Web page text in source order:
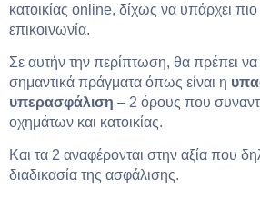
κατοικίας online, δίχως να υπάρχει
επικοινωνία.
Σε αυτήν την περίπτωση, θα πρέπει να
σημαντικά πράγματα όπως είναι η
υπερασφάλιση – 2 όρους που
οχημάτων και κατοικίας.
Και τα 2 αναφέρονται στην αξία που
διαδικασία της ασφάλισης.